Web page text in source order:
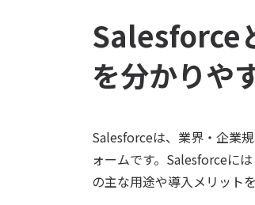
Salesforce
を分かりや
Salesforceは、業界・企業
ォームです。Salesforceに
の主な用途や導入メリット